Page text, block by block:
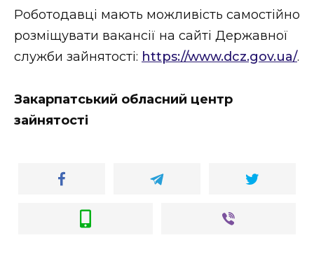
Роботодавці мають можливість самостійно
розміщувати вакансії на сайті Державної
служби зайнятості: https://www.dcz.gov.ua/.
Закарпатський обласний центр
зайнятості